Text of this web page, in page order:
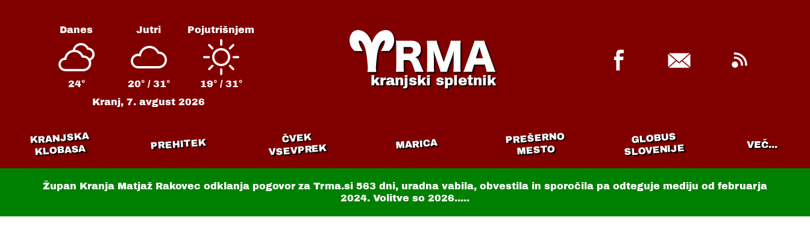
Danes
24°
Jutri
20° / 31°
Pojutrišnjem
19° / 31°
Kranj,7. avgust 2026
kranjski spletnik
KRANJSKA
KLOBASA PREHITEK ČVEK
VSEVPREK MARICA PREŠERNO
MESTO
GLOBUS
SLOVENIJE VEČ...
Župan Kranja Matjaž Rakovec odklanja pogovor za Trma.si 563 dni, uradna vabila, obvestila in sporočila pa odteguje mediju od februarja
2024. Volitve so 2026.....